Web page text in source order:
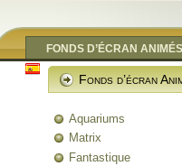
FONDS D’ÉCRAN ANIMÉS
Fonds d’écran
Aquariums
Matrix
Fantastique